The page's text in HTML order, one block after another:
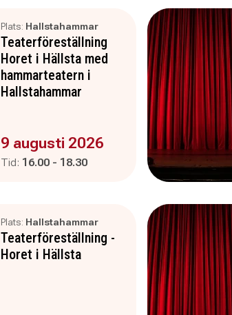
Plats: Hallstahammar
Teaterföreställning
Horet i Hällsta med
hammarteatern i
Hallstahammar
Evenemanget är :
9 augusti 2026
Tid: Pågår mellan
16.00 - och
18.30
Plats: Hallstahammar
Teaterföreställning -
Horet i Hällsta